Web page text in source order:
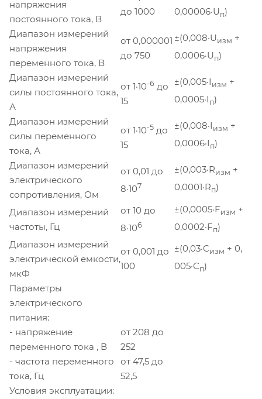
напряжения
постоянного тока, В
до 1000
0,00006·Uп)
Диапазон измерений
напряжения
переменного тока, В
от 0,000001
до 750
±(0,008·Uизм +
0,0006·Uп)
Диапазон измерений
силы постоянного тока,
А
от 1·10-6 до
15
±(0,005·I изм +
0,0005·I п)
Диапазон измерений
силы переменного
тока, А
от 1·10-5 до
15
±(0,008·I изм +
0,0006·I п)
Диапазон измерений
электрического
сопротивления, Ом
от 0,01 до
8·107
±(0,003·Rизм +
0,0001·Rп)
Диапазон измерений
частоты, Гц
от 10 до
8·106
±(0,0005·Fизм +
0,0002·Fп)
Диапазон измерений
электрической емкости,
мкФ
от 0,001 до
100
±(0,03·Cизм + 0,
005·Cп)
Параметры
электрического
питания:
- напряжение
переменного тока , В
от 208 до
252
- частота переменного
тока, Гц
от 47,5 до
52,5
Условия эксплуатации: